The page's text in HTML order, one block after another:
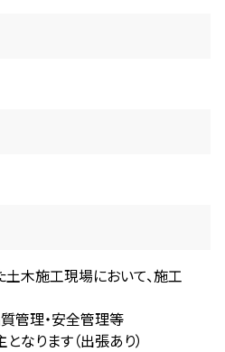
土木施工現場において、施工
質管理・安全管理等
ります（出張あり）